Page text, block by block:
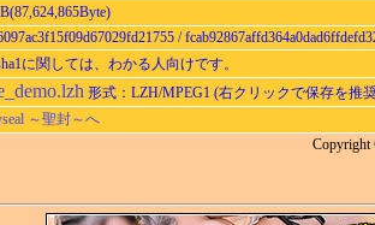
/
に関しては、わかる人向けです。
形式：LZH/MPEG1 (右クリックで保存を推
～聖封～へ